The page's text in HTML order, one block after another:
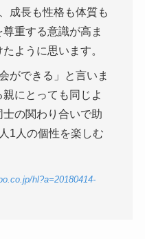
成長も性格も体質も
重する意識が高ま
ように思います。
ができる」と言いま
にとっても同じよ
の関わり合いで助
1人の個性を楽しむ
hl?a=20180414-